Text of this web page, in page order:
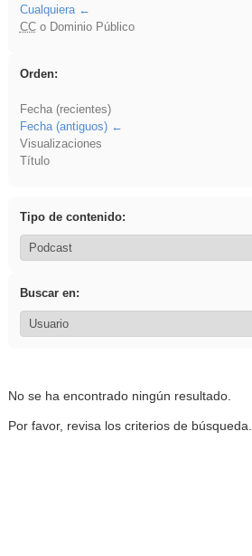
Cualquiera
CCo Dominio Público
Orden:
Fecha (recientes)
Fecha (antiguos)
Visualizaciones
Título
Tipo de contenido:
Buscar en:
No se ha encontrado ningún resultado.
Por favor, revisa los criterios de búsqueda.